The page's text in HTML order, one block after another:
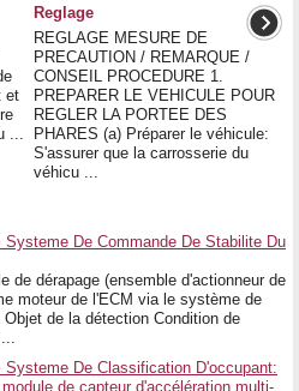
et
Reglage
REGLAGE MESURE DE
PRECAUTION / REMARQUE /
CONSEIL PROCEDURE 1.
PREPARER LE VEHICULE POUR
REGLER LA PORTEE DES
PHARES (a) Préparer le véhicule:
S'assurer que la carrosserie du
véhicu ...
De Commande De Stabilite Du
de dérapage (ensemble d'actionneur de
moteur de l'ECM via le système de
de la détection Condition de
Systeme De Classification D'occupant:
de capteur d'accélération multi-